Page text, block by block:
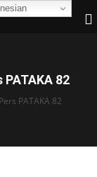
PATAKA 82
PATAKA 82